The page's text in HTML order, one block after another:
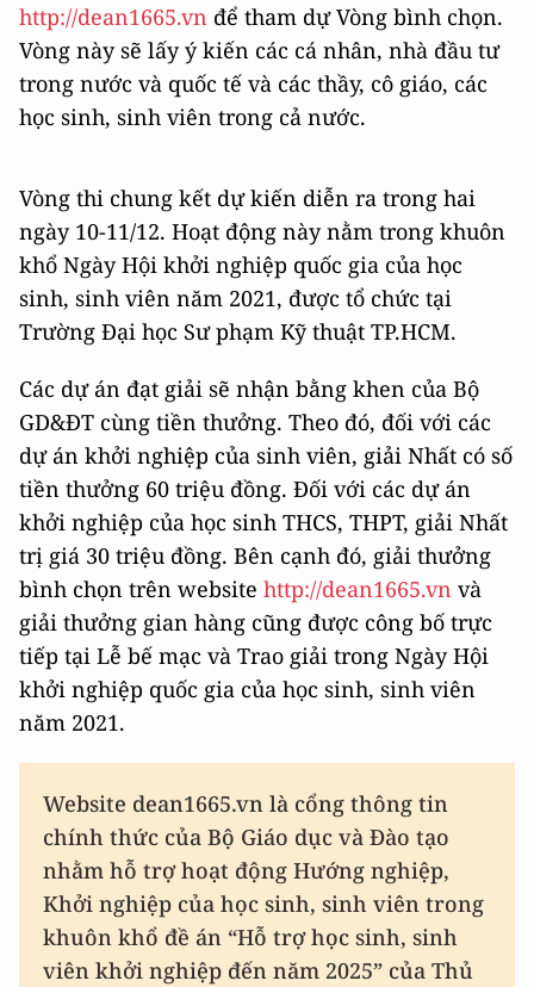
http://dean1665.vn để tham dự Vòng bình chọn.
Vòng này sẽ lấy ý kiến các cá nhân, nhà đầu tư
trong nước và quốc tế và các thầy, cô giáo, các
học sinh, sinh viên trong cả nước.
Vòng thi chung kết dự kiến diễn ra trong hai
ngày 10-11/12. Hoạt động này nằm trong khuôn
khổ Ngày Hội khởi nghiệp quốc gia của học
sinh, sinh viên năm 2021, được tổ chức tại
Trường Đại học Sư phạm Kỹ thuật TP.HCM.
Các dự án đạt giải sẽ nhận bằng khen của Bộ
GD&ĐT cùng tiền thưởng. Theo đó, đối với các
dự án khởi nghiệp của sinh viên, giải Nhất có số
tiền thưởng 60 triệu đồng. Đối với các dự án
khởi nghiệp của học sinh THCS, THPT, giải Nhất
trị giá 30 triệu đồng. Bên cạnh đó, giải thưởng
bình chọn trên website http://dean1665.vn và
giải thưởng gian hàng cũng được công bố trực
tiếp tại Lễ bế mạc và Trao giải trong Ngày Hội
khởi nghiệp quốc gia của học sinh, sinh viên
năm 2021.
Website dean1665.vn là cổng thông tin
chính thức của Bộ Giáo dục và Đào tạo
nhằm hỗ trợ hoạt động Hướng nghiệp,
Khởi nghiệp của học sinh, sinh viên trong
khuôn khổ đề án “Hỗ trợ học sinh, sinh
viên khởi nghiệp đến năm 2025” của Thủ